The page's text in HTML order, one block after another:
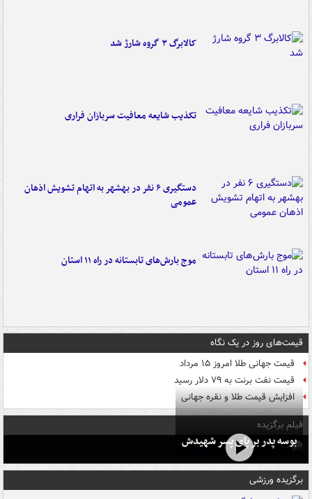
کالابرگ ۳ گروه شارژ شد
تکذیب شایعه معافیت سربازان فراری
دستگیری ۶ نفر در بهشهر به اتهام تشویش اذهان
عمومی
موج بارش‌های تابستانه در راه ۱۱ استان
قیمت‌های روز در یک نگاه
قیمت جهانی طلا امروز ۱۵ مرداد
قیمت نفت برنت به ۷۹ دلار رسید
افزایش قیمت طلا و نقره جهانی
فیلم برگزیده
بوسه‌ پدر بر پای پسر شهیدش
برگزیده ورزشی